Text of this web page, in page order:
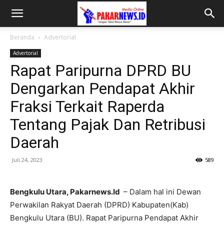
Beranda Advertorial
Advertorial
Rapat Paripurna DPRD BU
Dengarkan Pendapat Akhir
Fraksi Terkait Raperda
Tentang Pajak Dan Retribusi
Daerah
Juli 24, 2023 589
Bengkulu Utara, Pakarnews.Id – Dalam hal ini Dewan
Perwakilan Rakyat Daerah (DPRD) Kabupaten(Kab)
Bengkulu Utara (BU). Rapat Paripurna Pendapat Akhir